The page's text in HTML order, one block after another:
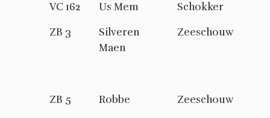
VC 162 Us Mem
Schokker
ZB 3
Silveren
Maen
Zeeschouw
ZB 5 Robbe
Zeeschouw